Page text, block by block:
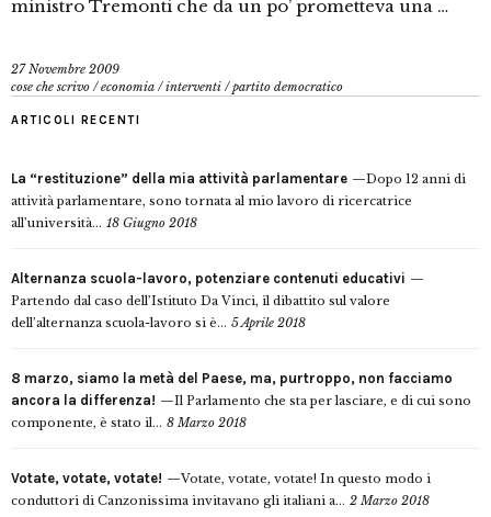
ministro Tremonti che da un po’ prometteva una …
27 Novembre 2009
cose che scrivo /economia /interventi /partito democratico
ARTICOLI RECENTI
La “restituzione” della mia attività parlamentare
Dopo 12 anni di
attività parlamentare, sono tornata al mio lavoro di ricercatrice
all’università... 18 Giugno 2018
Alternanza scuola-lavoro, potenziare contenuti educativi
Partendo dal caso dell’Istituto Da Vinci, il dibattito sul valore
dell’alternanza scuola-lavoro si è... 5 Aprile 2018
8 marzo, siamo la metà del Paese, ma, purtroppo, non facciamo
ancora la differenza!
Il Parlamento che sta per lasciare, e di cui sono
componente, è stato il... 8 Marzo 2018
Votate, votate, votate!
Votate, votate, votate! In questo modo i
conduttori di Canzonissima invitavano gli italiani a... 2 Marzo 2018